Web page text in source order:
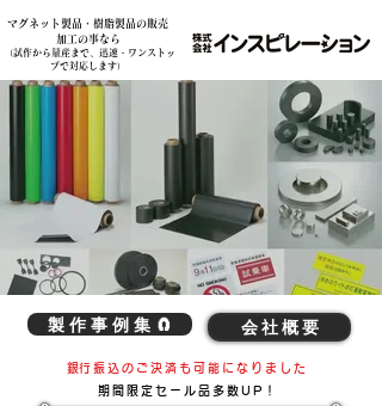
各種素材の複雑な切削加工、造形加工、マグネット製品の事は弊社へ 株式会社インスピレーション
マグネット製品・樹脂製品の販売
加工の事なら
​（試作から量産まで、迅速・ワンストッ
プで対応します）
製 作 事 例 集 🧲 会 社 概 要
​銀行振込のご決済も可能になりました
期間限定​セール品多数UP！